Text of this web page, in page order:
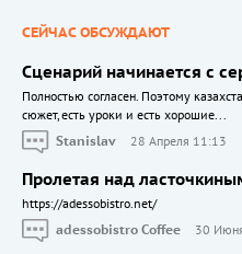
СЕЙЧАС ОБСУЖДАЮТ
Сценарий начинается с
Полностью согласен. Поэтому
сюжет, есть уроки и есть хорошие...
Stanislav
28 Апреля 11:13
Пролетая над
https://adessobistro.net/
adessobistro Coffee
30